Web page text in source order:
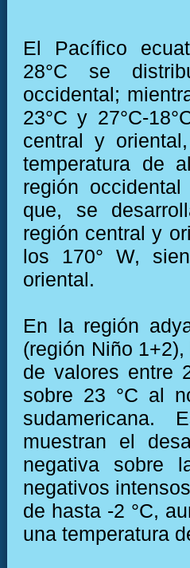
El Pacífico
28°C se
occidental;
23°C y 27°C-
central y
temperatura de
región
que, se
región central y
los 170° W,
oriental.
En la región
(región Niño
de valores entre
sobre 23 °C al
sudamericana.
muestran el
negativa sobre
negativos
de hasta -2 °C,
una temperatura